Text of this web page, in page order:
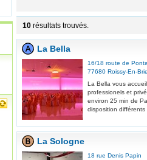
10 résultats trouvés.
La Bella
16/18 route de
77680 Roissy-En-
La Bella vous
professionels et
environ 25 min de
disposition différents
La Sologne
18 rue Denis Papin